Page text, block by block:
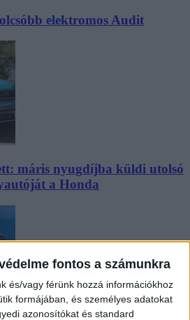
fontos a számunkra
és/vagy férünk hozzá információkhoz
formájában, és személyes adatokat
azonosítókat és standard
elektromos Audit
máris nyugdíjba küldi utolsó
a Honda